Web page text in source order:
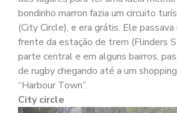
bondinho marron fazia um circuito
(City Circle), e era grátis. Ele
frente da estação de trem (Flinders
parte central e em alguns bairros,
de rugby chegando até a um
“Harbour Town”.
City circle